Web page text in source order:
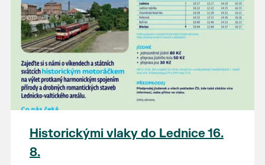
Historickými vlaky do Lednice 16.
8.